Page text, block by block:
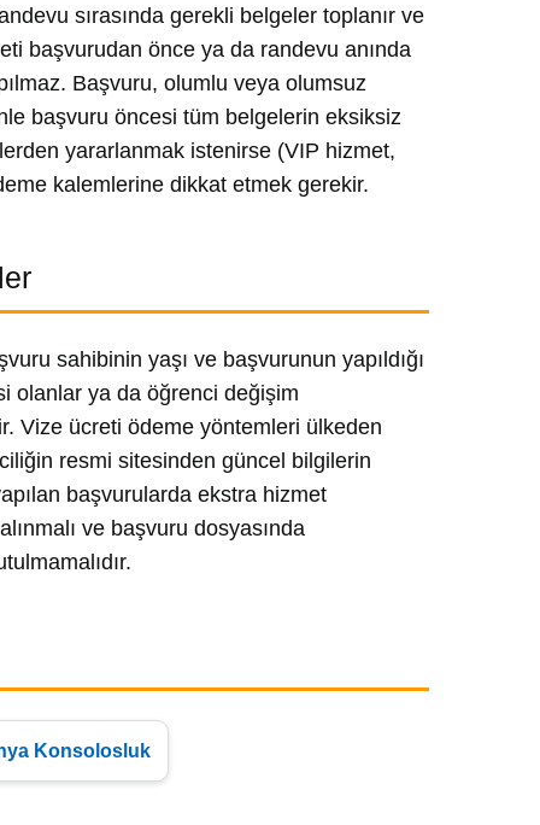
sırasında gerekli belgeler toplanır ve
başvurudan önce ya da randevu anında
Başvuru, olumlu veya olumsuz
başvuru öncesi tüm belgelerin eksiksiz
yararlanmak istenirse (VIP hizmet,
kalemlerine dikkat etmek gerekir.
sahibinin yaşı ve başvurunun yapıldığı
olanlar ya da öğrenci değişim
Vize ücreti ödeme yöntemleri ülkeden
resmi sitesinden güncel bilgilerin
başvurularda ekstra hizmet
ve başvuru dosyasında
Konsolosluk